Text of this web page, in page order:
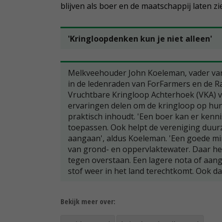
blijven als boer en de maatschappij laten
'Kringloopdenken kun je niet alleen'
Melkveehouder John Koeleman, vader
in de ledenraden van ForFarmers en de
Vruchtbare Kringloop Achterhoek (VKA)
ervaringen delen om de kringloop op
praktisch inhoudt. 'Een boer kan er
toepassen. Ook helpt de vereniging
aangaan', aldus Koeleman. 'Een goede
van grond- en oppervlaktewater. Daar
tegen overstaan. Een lagere nota of
stof weer in het land terechtkomt. Ook
Bekijk meer over: